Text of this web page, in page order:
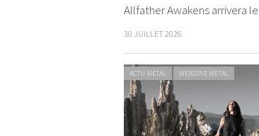
Allfather Awakens arrivera
30 JUILLET 2026
ACTU METAL WEBZINE METAL